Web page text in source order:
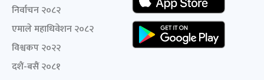
निर्वाचन २०८२
एमाले महाधिवेशन २०८२
विश्वकप २०२२
दशैं-बसैं २०८१